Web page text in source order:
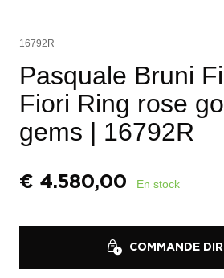
16792R
Pasquale Bruni
Fiori Ring rose
gems | 16792R
€ 4.580,00 En stock
COMMANDE